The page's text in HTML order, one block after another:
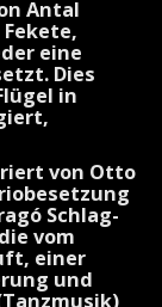
Antal
eine
Dies
in
von Otto
Schlag­
vom
einer
und